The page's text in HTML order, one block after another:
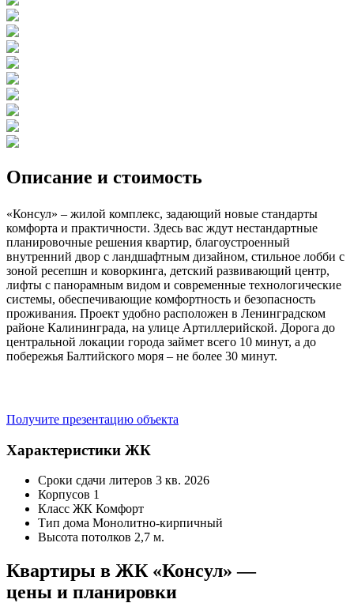
Описание и стоимость
«Консул» – жилой комплекс, задающий новые стандарты
комфорта и практичности. Здесь вас ждут нестандартные
планировочные решения квартир, благоустроенный
внутренний двор с ландшафтным дизайном, стильное лобби с
зоной ресепшн и коворкинга, детский развивающий центр,
лифты с панорамным видом и современные технологические
системы, обеспечивающие комфортность и безопасность
проживания. Проект удобно расположен в Ленинградском
районе Калининграда, на улице Артиллерийской. Дорога до
центральной локации города займет всего 10 минут, а до
побережья Балтийского моря – не более 30 минут.
Получите презентацию объекта
Характеристики ЖК
Сроки сдачи литеров 3 кв. 2026
Корпусов 1
Класс ЖК Комфорт
Тип дома Монолитно-кирпичный
Высота потолков 2,7 м.
Квартиры в ЖК «Консул» —
цены и планировки